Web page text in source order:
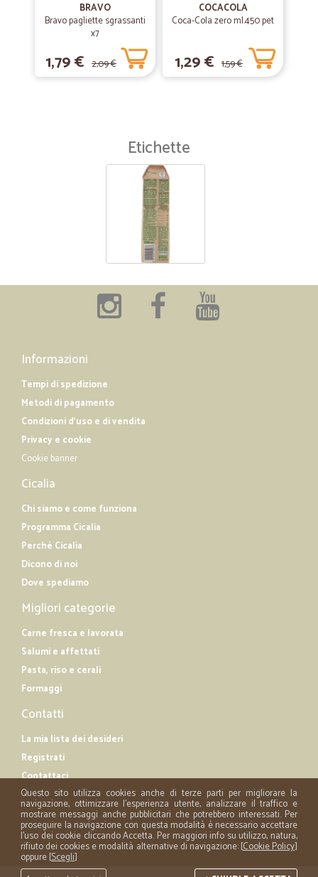
BRAVO
Bravo pagliette sgrassanti
x7
1,79 € 2,09 €
COCACOLA
Coca-Cola zero ml.450 pet
1,29 € 1,59 €
Etichette
Informazioni
Tempi di spedizione
Metodi di pagamento
Condizioni d'uso e di vendita
Privacy e cookie
Cookie banner
Cicalia
Chi siamo e come funziona
Programma Cicalia
Perché Cicalia
Dicono di noi
Dove spediamo
Migliori categorie
Carne fresca e lavorata
Salumi e affettati
Pasta, riso e cerali
Formaggi
Contatti
La mia lista dei desideri
Registrati
Contattaci
Questo sito utilizza cookies anche di terze parti per migliorare la
navigazione, ottimizzare l'esperienza utente, analizzare il traffico e
mostrare messaggi anche pubblicitari che potrebbero interessati. Per
proseguire la navigazione con questa modalità è necessario accettare
l'uso dei cookie cliccando Accetta. Per maggiori info su utilizzo, natura,
rifiuto dei cookies e modalità alternative di navigazione: [Cookie Policy]
oppure [Scegli]